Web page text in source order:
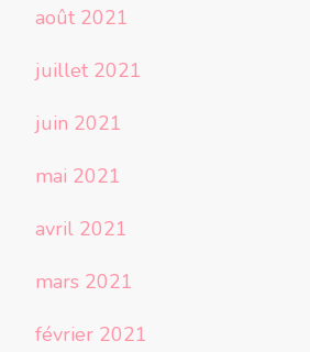
août 2021
juillet 2021
juin 2021
mai 2021
avril 2021
mars 2021
février 2021